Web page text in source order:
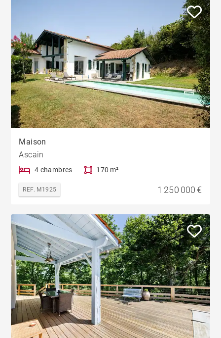
Maison
Ascain
4 chambres 170 m²
REF. M1925 1 250 000 €